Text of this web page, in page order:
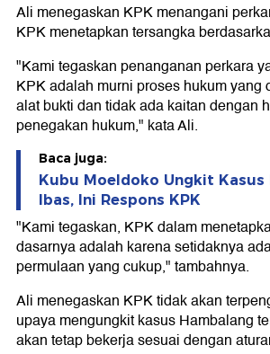
Ali menegaskan KPK menangani
KPK menetapkan tersangka
"Kami tegaskan penanganan perkara
KPK adalah murni proses hukum yang
alat bukti dan tidak ada kaitan dengan
penegakan hukum," kata Ali.
Baca juga:
Kubu Moeldoko Ungkit Kasus
Ibas, Ini Respons KPK
"Kami tegaskan, KPK dalam
dasarnya adalah karena setidaknya
permulaan yang cukup," tambahnya.
Ali menegaskan KPK tidak akan
upaya mengungkit kasus Hambalang
akan tetap bekerja sesuai dengan